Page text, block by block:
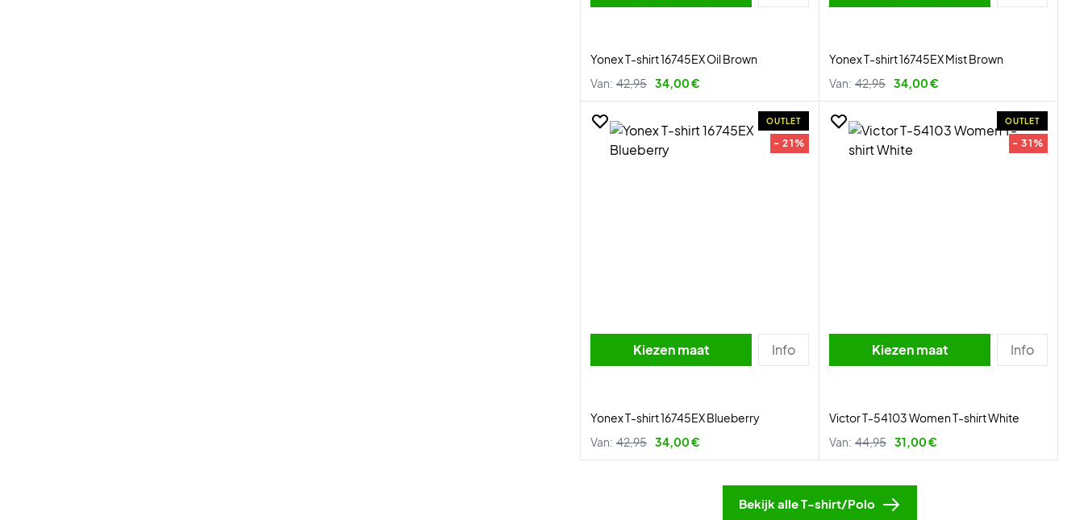
Yonex T-shirt 16745EX Oil Brown
Van: 42,95 34,00 €
Yonex T-shirt 16745EX Mist Brown
Van: 42,95 34,00 €
OUTLET
- 21%
Kiezen maat Info
Yonex T-shirt 16745EX Blueberry
Van: 42,95 34,00 €
OUTLET
- 31%
Kiezen maat Info
Victor T-54103 Women T-shirt White
Van: 44,95 31,00 €
Bekijk alle T-shirt/Polo